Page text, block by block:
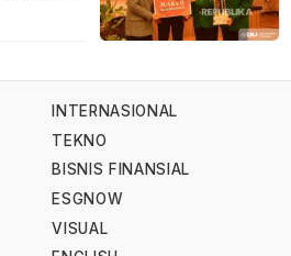
INTERNASIONAL
TEKNO
BISNIS FINANSIAL
ESGNOW
VISUAL